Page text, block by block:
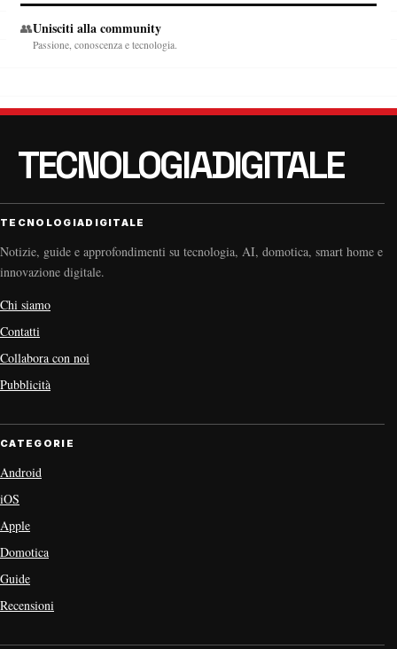
👥Unisciti alla community
Passione, conoscenza e tecnologia.
TECNOLOGIADIGITALE
Notizie, guide e approfondimenti su tecnologia, AI, domotica, smart home e
innovazione digitale.
Chi siamo
Contatti
Collabora con noi
Pubblicità
CATEGORIE
Android
iOS
Apple
Domotica
Guide
Recensioni